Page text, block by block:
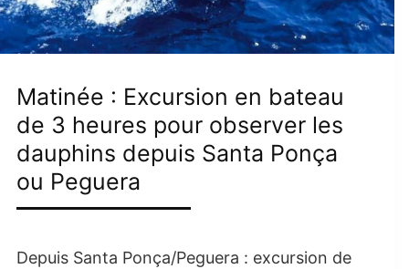
Matinée : Excursion en bateau
de 3 heures pour observer les
dauphins depuis Santa Ponça
ou Peguera
Depuis Santa Ponça/Peguera : excursion de